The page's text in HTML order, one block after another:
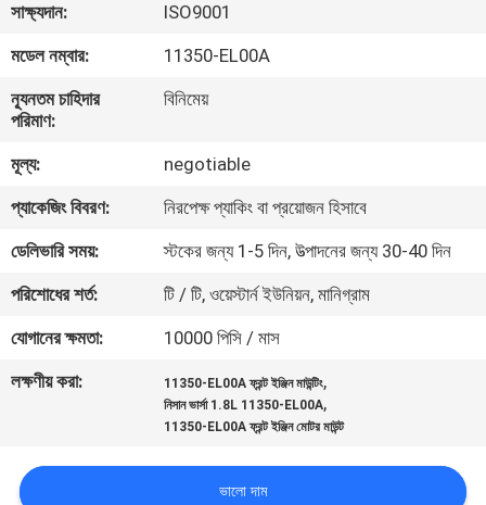
আমাদের
সম্পর্কে
পরিদর্শন
মান
নিয়ন্ত্রণ
আমাদের
সাথে
করুন
সাক্ষ্যদান:
ISO9001
মডেল নম্বার:
11350-EL00A
ন্যূনতম চাহিদার
পরিমাণ:
বিনিমেয়
মূল্য:
negotiable
প্যাকেজিং বিবরণ:
নিরপেক্ষ প্যাকিং বা প্রয়োজন হিসাবে
ডেলিভারি সময়:
স্টকের জন্য 1-5 দিন, উত্পাদনের জন্য 30-40 দিন
পরিশোধের শর্ত:
টি / টি, ওয়েস্টার্ন ইউনিয়ন, মানিগ্রাম
যোগানের ক্ষমতা:
10000 পিসি / মাস
লক্ষণীয় করা:
11350-EL00A ফ্রন্ট ইঞ্জিন মাউন্টিং,
নিসান ভার্সা 1.8L 11350-EL00A,
11350-EL00A ফ্রন্ট ইঞ্জিন মোটর মাউন্ট
ভালো দাম